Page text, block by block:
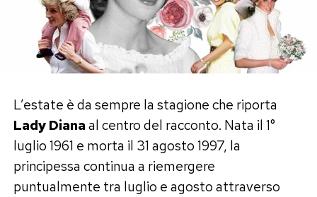
L’estate è da sempre la stagione che riporta
Lady Dianaal centro del racconto. Nata il 1°
luglio 1961 e morta il 31 agosto 1997, la
principessa continua a riemergere
puntualmente tra luglio e agosto attraverso